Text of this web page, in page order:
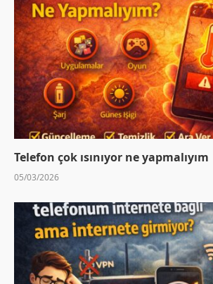
Telefon çok ısınıyor ne yapmalıyım
05/03/2026